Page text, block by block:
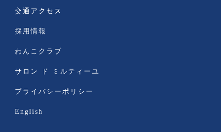
交通アクセス
採用情報
わんこクラブ
サロン ド ミルティーユ
プライバシーポリシー
English